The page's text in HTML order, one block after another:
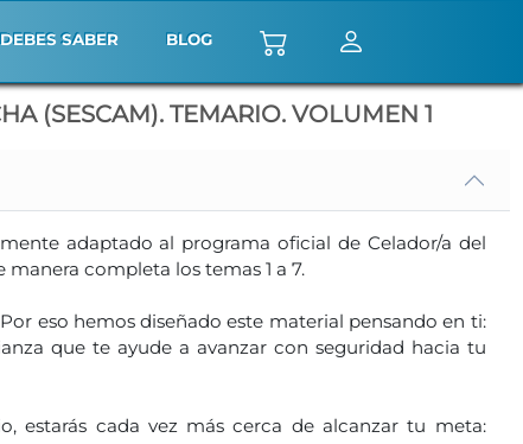
SABER BLOG
(SESCAM). TEMARIO. VOLUMEN 1
adaptado al programa oficial de Celador/a del
manera completa los temas 1 a 7.
eso hemos diseñado este material pensando en ti:
que te ayude a avanzar con seguridad hacia tu
estarás cada vez más cerca de alcanzar tu meta: